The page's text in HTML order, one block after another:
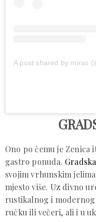
A post shared by mirso
Ono po čemu je Zenica
gastro ponuda.
svojim vrhunskim
mjesto više. Uz divno
rustikalnog i modernog
ručku ili večeri, ali i u